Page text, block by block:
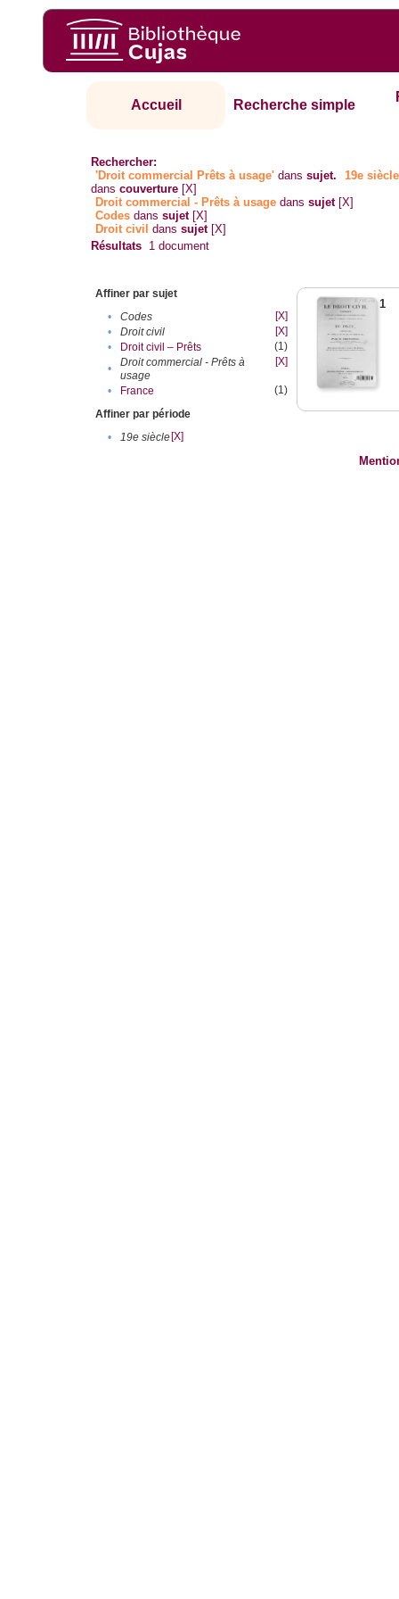
Accueil Recherche simple
Rechercher:
'Droit commercial Prêts à usage' danssujet.
19e siècle
danscouverture [X]
Droit commercial - Prêts à usage danssujet [X]
Codes danssujet [X]
Droit civil danssujet [X]
Résultats 1 document
Affiner par sujet
•
Codes
[X]
•
Droit civil
[X]
•
Droit civil – Prêts
(1)
•
Droit commercial - Prêts à
usage
[X]
• France
(1)
Affiner par période
•
19e siècle[X]
1